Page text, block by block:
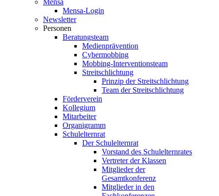
Mensa
Mensa-Login
Newsletter
Personen
Beratungsteam
Medienprävention
Cybermobbing
Mobbing-Interventionsteam
Streitschlichtung
Prinzip der Streitschlichtung
Team der Streitschlichtung
Förderverein
Kollegium
Mitarbeiter
Organigramm
Schulelternrat
Der Schulelternrat
Vorstand des Schulelternrates
Vertreter der Klassen
Mitglieder der
Gesamtkonferenz
Mitglieder in den